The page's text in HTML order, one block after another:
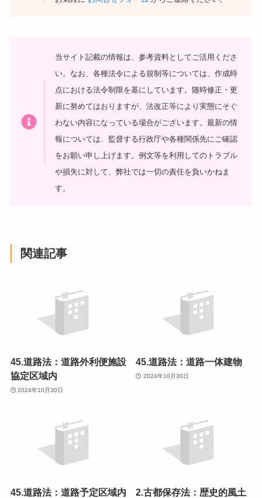
当サイト記載の情報は、参考資料としてご活用くださ
い。 なお、各種法令による規制等については、作成時
点における法令制限を基にしています。随時修正・更
新に努めてはおりますが、法改正等により実態にそぐ
わない内容になっている場合がございます。最新の情
報については、監督する行政庁や各種関係先にご確認
をお願い申し上げます。例文等を利用してのトラブル
や損失に対して、弊社では一切の責任を負いかねま
す。
関連記事
45.道路法：道路外利便施設
協定区域内
2024年10月30日
45.道路法：道路一体建物
2024年10月30日
45.道路法：道路予定区域内
2.古都保存法：歴史的風土